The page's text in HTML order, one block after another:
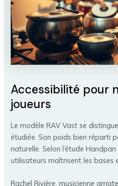
Accessibilité pour
joueurs
Le modèle RAV Vast se
étudiée. Son poids bien réparti
naturelle. Selon l’étude
utilisateurs maîtrisent les bases
Rachel Rivière, musicienne